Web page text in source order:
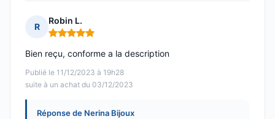
R
Robin L.
Note : 5 sur 5
Publié le 11/12/2023 à 19h28
suite à un achat du 03/12/2023
Bien reçu, conforme a la description
Réponse de Nerina Bijoux